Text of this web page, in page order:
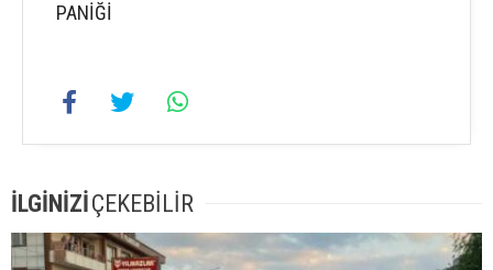
PANİĞİ
İLGİNİZİÇEKEBİLİR